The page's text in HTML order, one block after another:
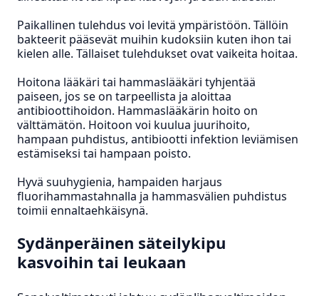
Paikallinen tulehdus voi levitä ympäristöön. Tällöin
bakteerit pääsevät muihin kudoksiin kuten ihon tai
kielen alle. Tällaiset tulehdukset ovat vaikeita hoitaa.
Hoitona lääkäri tai hammaslääkäri tyhjentää
paiseen, jos se on tarpeellista ja aloittaa
antibioottihoidon. Hammaslääkärin hoito on
välttämätön. Hoitoon voi kuulua juurihoito,
hampaan puhdistus, antibiootti infektion leviämisen
estämiseksi tai hampaan poisto.
Hyvä suuhygienia, hampaiden harjaus
fluorihammastahnalla ja hammasvälien puhdistus
toimii ennaltaehkäisynä.
Sydänperäinen säteilykipu
kasvoihin tai leukaan